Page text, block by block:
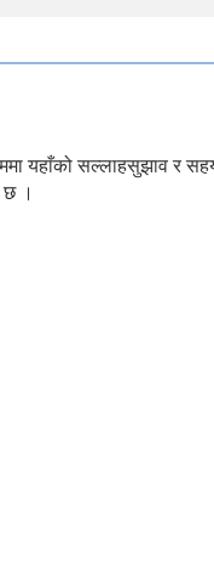
यहाँको सल्लाहसुझाव र
छ ।